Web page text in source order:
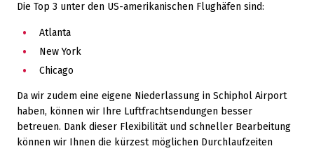
Die Top 3 unter den US-amerikanischen Flughäfen sind:
Atlanta
New York
Chicago
Da wir zudem eine eigene Niederlassung in Schiphol Airport
haben, können wir Ihre Luftfrachtsendungen besser
betreuen. Dank dieser Flexibilität und schneller Bearbeitung
können wir Ihnen die kürzest möglichen Durchlaufzeiten